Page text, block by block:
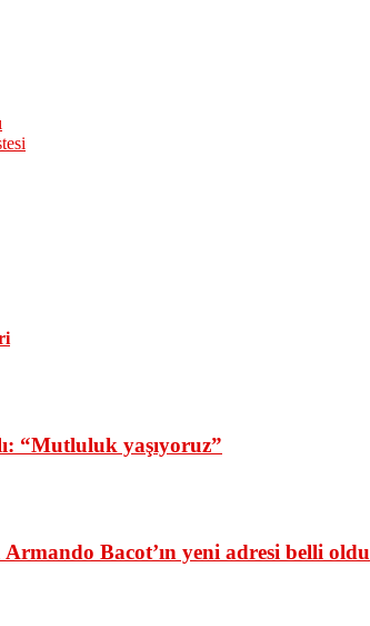
“Mutluluk yaşıyoruz”
Bacot’ın yeni adresi belli oldu